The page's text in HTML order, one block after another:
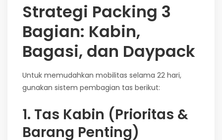
Strategi Packing 3
Bagian: Kabin,
Bagasi, dan Daypack
Untuk memudahkan mobilitas selama 22 hari,
gunakan sistem pembagian tas berikut:
1. Tas Kabin (Prioritas &
Barang Penting)